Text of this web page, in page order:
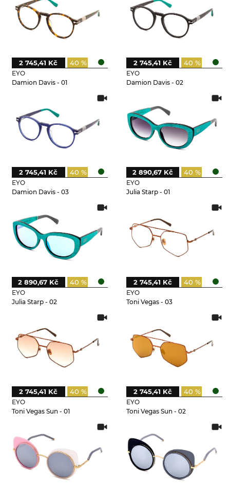
EYO
Damion Davis - 01
40 %
2 745,41 Kč
EYO
Damion Davis - 02
40 %
2 745,41 Kč
EYO
Damion Davis - 03
40 %
2 745,41 Kč
EYO
Julia Starp - 01
40 %
2 890,67 Kč
EYO
Julia Starp - 02
40 %
2 890,67 Kč
EYO
Toni Vegas - 03
40 %
2 745,41 Kč
EYO
Toni Vegas Sun - 01
40 %
2 745,41 Kč
EYO
Toni Vegas Sun - 02
40 %
2 745,41 Kč